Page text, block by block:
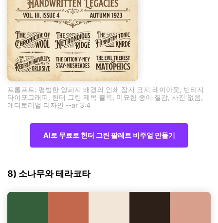
프롬프트: 평범한 양피지 배경의 인쇄 잡지 표지 레이아웃, 빈티지
타이포그래피, 헌터 그린 제목 블록, 미묘한 종이 질감, 사진 없음,
에디토리얼 디자인 --ar 3:4
AI로 무료로 헌터 그린 팔레트 비주얼 만들기
8) 소나무와 테라코타